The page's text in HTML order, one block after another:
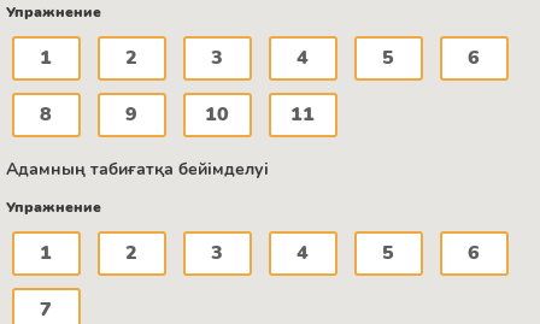
Упражнение
1 2 3 4 5 6
8 9 10 11
Адамның табиғатқа бейімделуі
Упражнение
1 2 3 4 5 6
7